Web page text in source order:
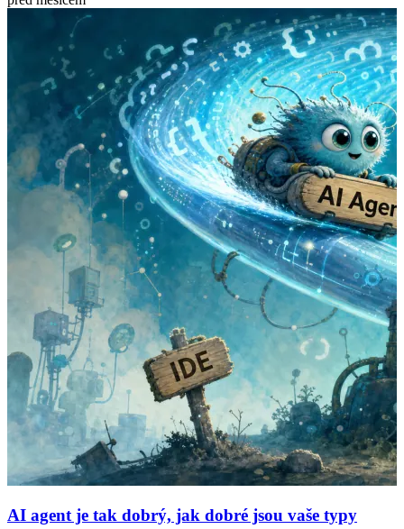
AI agent je tak dobrý, jak dobré jsou vaše typy